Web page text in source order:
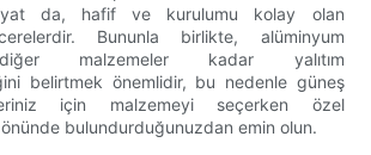
da, hafif ve kurulumu kolay olan
Bununla birlikte, alüminyum
malzemeler kadar yalıtım
belirtmek önemlidir, bu nedenle güneş
için malzemeyi seçerken özel
önünde bulundurduğunuzdan emin olun.